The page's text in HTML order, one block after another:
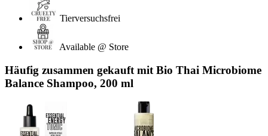
Tierversuchsfrei
Available @ Store
Häufig zusammen gekauft mit Bio Thai Microbiome
Balance Shampoo, 200 ml